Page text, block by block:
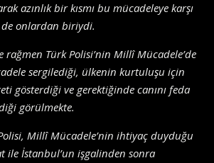
azınlık bir kısmı bu mücadeleye karşı
de onlardan biriydi.
Türk Polisi’nin Millî Mücadele’de
sergilediği, ülkenin kurtuluşu için
gösterdiği ve gerektiğinde canını feda
görülmekte.
Millî Mücadele’nin ihtiyaç duyduğu
ile İstanbul’un işgalinden sonra